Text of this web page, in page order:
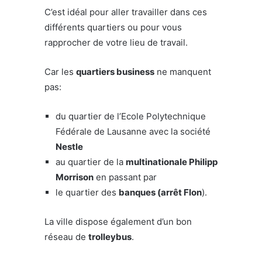
C’est idéal pour aller travailler dans ces
différents quartiers ou pour vous
rapprocher de votre lieu de travail.
Car les quartiers business ne manquent
pas:
du quartier de l’Ecole Polytechnique
Fédérale de Lausanne avec la société
Nestle
au quartier de la multinationale Philipp
Morrison en passant par
le quartier des banques (arrêt Flon).
La ville dispose également d’un bon
réseau de trolleybus.